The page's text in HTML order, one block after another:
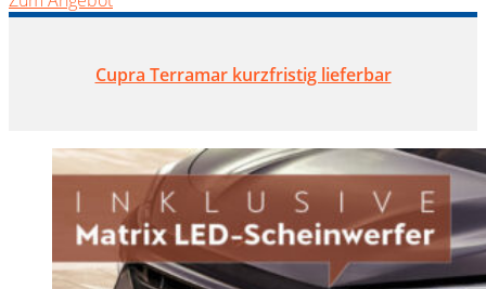
Cupra Terramar kurzfristig lieferbar